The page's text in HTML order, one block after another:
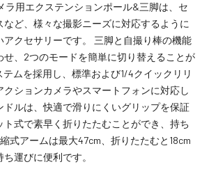
ラ用エクステンションポール&三脚は、セ
など、様々な撮影ニーズに対応するように
クセサリーです。 三脚と自撮り棒の機能
せ、2つのモードを簡単に切り替えることが
ムを採用し、標準および1/4クイックリリ
ションカメラやスマートフォンに対応し
ドルは、快適で滑りにくいグリップを保証
ト式で素早く折りたたむことができ、持ち
式アームは最大47cm、折りたたむと18cm
運びに便利です。